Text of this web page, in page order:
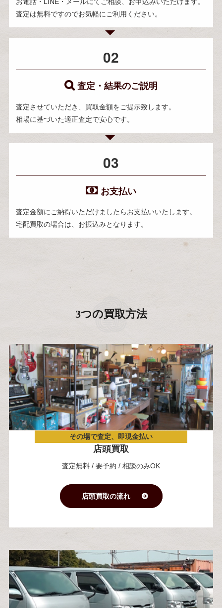
お電話・LINE・メールにてご相談、お申込みいただけます。
査定は無料ですのでお気軽にご利用ください。
02
査定・結果のご説明
査定させていただき、買取金額をご提示致します。
相場に基づいた適正査定で安心です。
03
お支払い
査定金額にご納得いただけましたらお支払いいたします。
宅配買取の場合は、お振込みとなります。
3つの買取方法
その場で査定、即現金払い
店頭買取
査定無料 / 要予約 / 相談のみOK
店頭買取の流れ